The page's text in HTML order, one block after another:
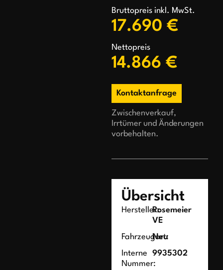
Bruttopreis inkl. MwSt.
17.690 €
Nettopreis
14.866 €
Kontaktanfrage
Zwischenverkauf,
Irrtümer und Änderungen
vorbehalten.
Übersicht
Hersteller:Rosemeier
VE
Fahrzeugart:
Neu
Interne
Nummer:
9935302